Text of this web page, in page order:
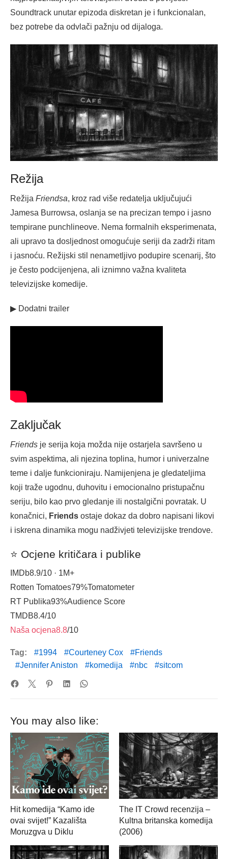
Soundtrack unutar epizoda diskretan je i funkcionalan,
bez potrebe da odvlači pažnju od dijaloga.
Režija
Režija Friendsa, kroz rad više redatelja uključujući
Jamesa Burrowsa, oslanja se na precizan tempo i jasno
tempirane punchlineove. Nema formalnih eksperimenata,
ali upravo ta dosljednost omogućuje seriji da zadrži ritam
i jasnoću. Režijski stil nenametljivo podupire scenarij, što
je često podcijenjena, ali iznimno važna kvaliteta
televizijske komedije.
▶ Dodatni trailer
Zaključak
Friends je serija koja možda nije ostarjela savršeno u
svim aspektima, ali njezina toplina, humor i univerzalne
teme i dalje funkcioniraju. Namijenjena je gledateljima
koji traže ugodnu, duhovitu i emocionalno pristupačnu
seriju, bilo kao prvo gledanje ili nostalgični povratak. U
konačnici, Friends ostaje dokaz da dobro napisani likovi
i iskrena dinamika mogu nadživjeti televizijske trendove.
⭐ Ocjene kritičara i publike
IMDb8.9/10 · 1M+
Rotten Tomatoes79%Tomatometer
RT Publika93%Audience Score
TMDB8.4/10
Naša ocjena8.8/10
Tag: 1994 Courteney Cox
Friends
Jennifer Aniston
komedija nbc sitcom
You may also like:
Hit komedija “Kamo ide
ovai svijet!” Kazališta
Moruzgva u Diklu
The IT Crowd recenzija –
Kultna britanska komedija
(2006)